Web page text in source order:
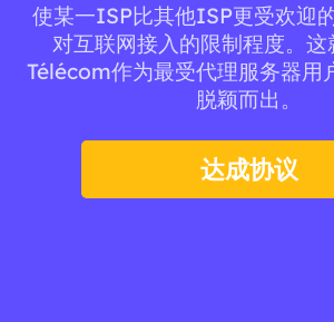
使某一ISP比其他ISP更受欢迎
对互联网接入的限制程度。
Télécom作为最受代理服务器用
脱颖而出。
达成协议